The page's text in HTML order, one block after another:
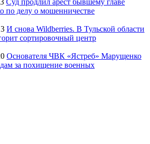
Суд продлил арест бывшему главе
по делу о мошенничестве
И снова Wildberries. В Тульской области
сортировочный центр
Основателя ЧВК «Ястреб» Марущенко
за похищение военных